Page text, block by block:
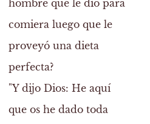
hombre qué le dio para
comiera luego que le
proveyó una dieta
perfecta?
"Y dijo Dios: He aquí
que os he dado toda